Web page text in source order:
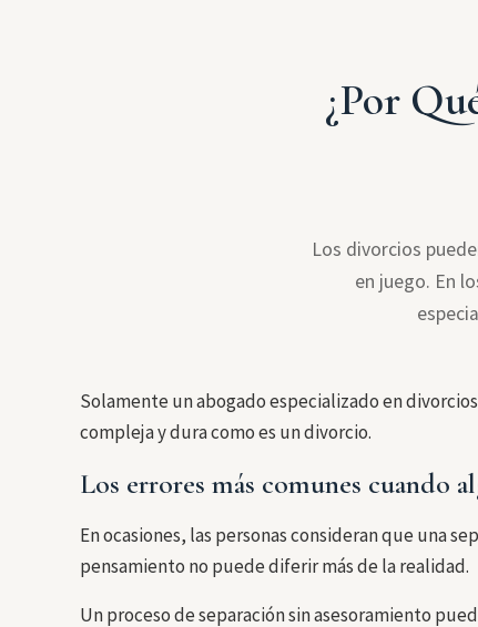
¿Por
Los divorcios
en juego. En
Solamente un abogado especializado en
compleja y dura como es un divorcio.
Los errores más comunes cuando
En ocasiones, las personas consideran que una
pensamiento no puede diferir más de la realidad.
Un proceso de separación sin asesoramiento